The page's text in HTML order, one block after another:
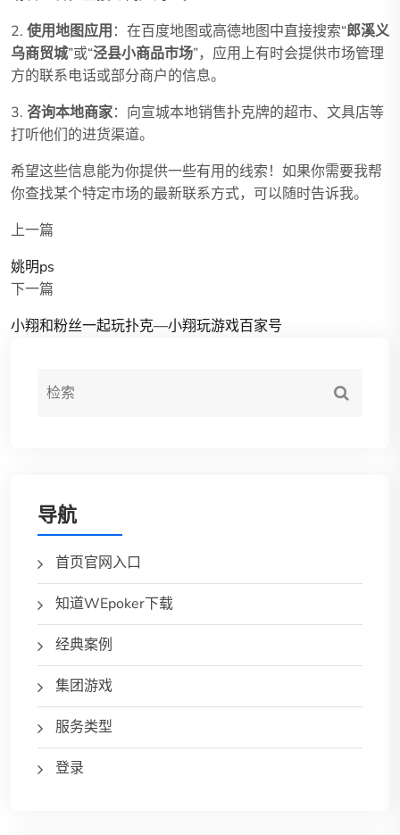
2. 使用地图应用 ：在百度地图或高德地图中直接搜索“郎溪义
乌商贸城”或“泾县小商品市场”，应用上有时会提供市场管理
方的联系电话或部分商户的信息。
3. 咨询本地商家：向宣城本地销售扑克牌的超市、文具店等
打听他们的进货渠道。
希望这些信息能为你提供一些有用的线索！如果你需要我帮
你查找某个特定市场的最新联系方式，可以随时告诉我。
上一篇
姚明ps
下一篇
小翔和粉丝一起玩扑克—小翔玩游戏百家号
导航
首页官网入口
知道WEpoker下载
经典案例
集团游戏
服务类型
登录